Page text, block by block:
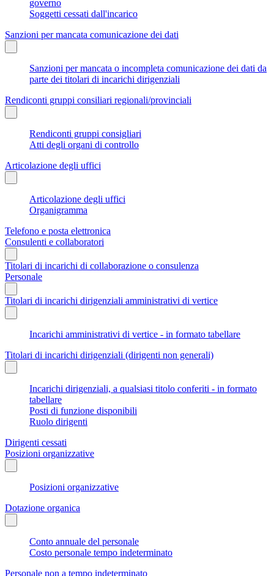
governo
Soggetti cessati dall'incarico
Sanzioni per mancata comunicazione dei dati
Sanzioni per mancata o incompleta comunicazione dei dati da
parte dei titolari di incarichi dirigenziali
Rendiconti gruppi consiliari regionali/provinciali
Rendiconti gruppi consigliari
Atti degli organi di controllo
Articolazione degli uffici
Articolazione degli uffici
Organigramma
Telefono e posta elettronica
Consulenti e collaboratori
Titolari di incarichi di collaborazione o consulenza
Personale
Titolari di incarichi dirigenziali amministrativi di vertice
Incarichi amministrativi di vertice - in formato tabellare
Titolari di incarichi dirigenziali (dirigenti non generali)
Incarichi dirigenziali, a qualsiasi titolo conferiti - in formato
tabellare
Posti di funzione disponibili
Ruolo dirigenti
Dirigenti cessati
Posizioni organizzative
Posizioni organizzative
Dotazione organica
Conto annuale del personale
Costo personale tempo indeterminato
Personale non a tempo indeterminato